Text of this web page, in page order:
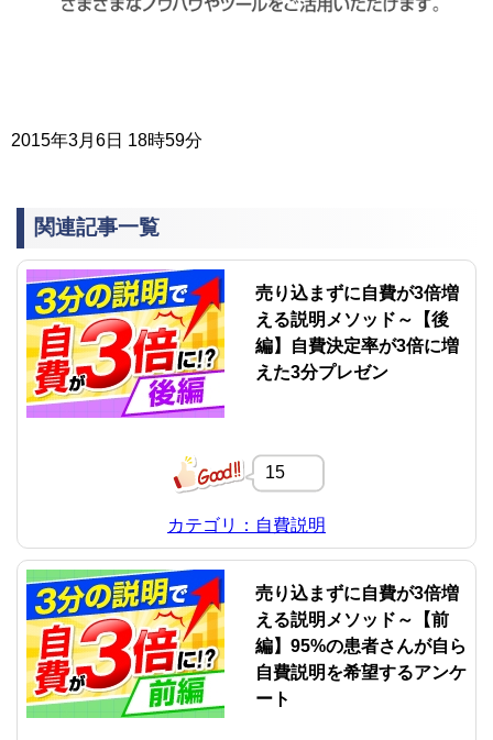
2015年3月6日 18時59分
関連記事一覧
売り込まずに自費が3倍増
える説明メソッド～【後
編】自費決定率が3倍に増
えた3分プレゼン
15
カテゴリ：自費説明
売り込まずに自費が3倍増
える説明メソッド～【前
編】95%の患者さんが自ら
自費説明を希望するアンケ
ート